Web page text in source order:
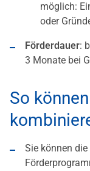
möglich:
oder
Förderdauer:
3 Monate bei
So
Sie können